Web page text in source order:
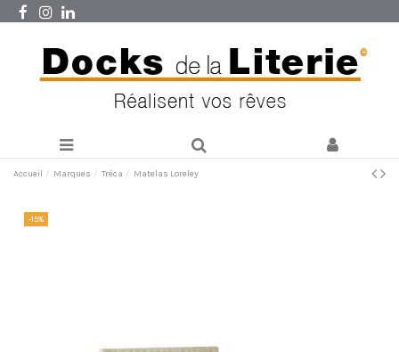
Accueil Marques Tréca Matelas Loreley
-15%